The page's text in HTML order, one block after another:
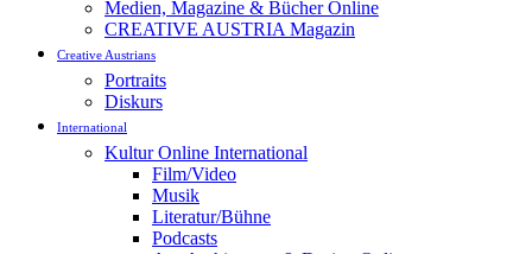
Medien, Magazine & Bücher Online
CREATIVE AUSTRIA Magazin
Creative Austrians
Portraits
Diskurs
International
Kultur Online International
Film/Video
Musik
Literatur/Bühne
Podcasts